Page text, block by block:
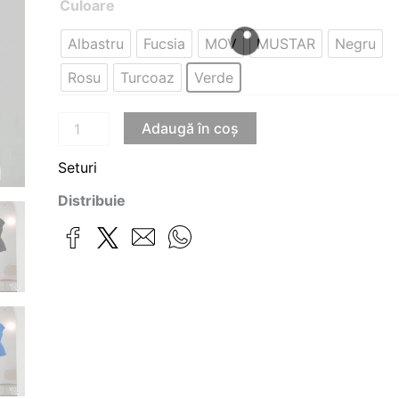
Culoare
Albastru Fucsia MOV MUSTAR
Negru
Rosu
Turcoaz Verde
Adaugă în coș
Seturi
Distribuie